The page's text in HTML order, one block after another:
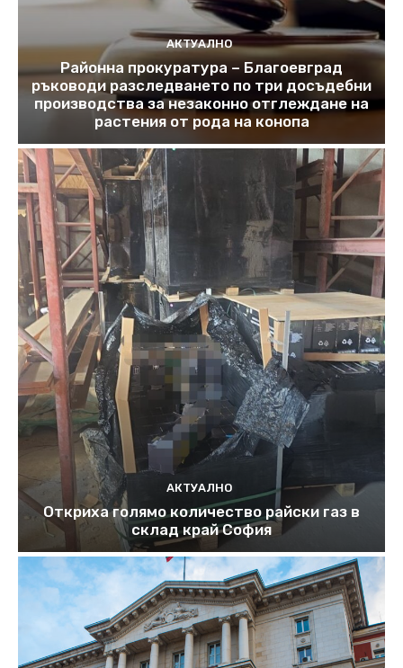
АКТУАЛНО
Районна прокуратура – Благоевград
ръководи разследването по три досъдебни
производства за незаконно отглеждане на
растения от рода на конопа
АКТУАЛНО
Откриха голямо количество райски газ в
склад край София